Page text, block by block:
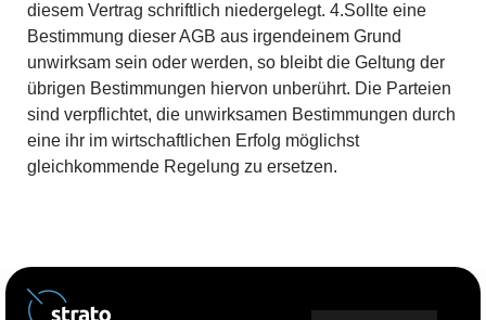
diesem Vertrag schriftlich niedergelegt. 4.Sollte eine
Bestimmung dieser AGB aus irgendeinem Grund
unwirksam sein oder werden, so bleibt die Geltung der
übrigen Bestimmungen hiervon unberührt. Die Parteien
sind verpflichtet, die unwirksamen Bestimmungen durch
eine ihr im wirtschaftlichen Erfolg möglichst
gleichkommende Regelung zu ersetzen.